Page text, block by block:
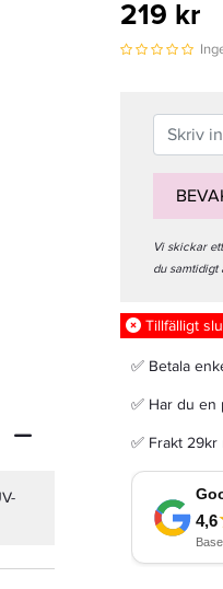
Maria Nila Styling Spray 100ml
219 kr
Vi skickar
du samtidigt
Tillfälligt
✅ Betala
✅ Har du en
✅ Frakt